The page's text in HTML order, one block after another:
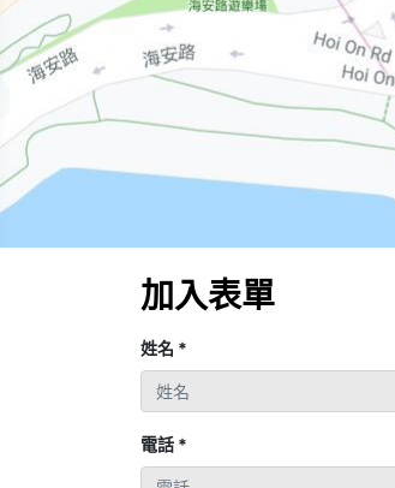
加入表單
姓名 *
電話 *